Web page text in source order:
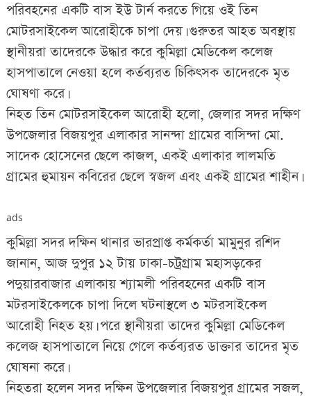
পরিবহনের একটি বাস ইউ টার্ন করতে গিয়ে ওই তিন
মোটরসাইকেল আরোহীকে চাপা দেয়। গুরুতর আহত অবস্থায়
স্থানীয়রা তাদেরকে উদ্ধার করে কুমিল্লা মেডিকেল কলেজ
হাসপাতালে নেওয়া হলে কর্তব্যরত চিকিৎসক তাদেরকে মৃত
ঘোষণা করে।
নিহত তিন মোটরসাইকেল আরোহী হলো, জেলার সদর দক্ষিণ
উপজেলার বিজয়পুর এলাকার সানন্দা গ্রামের বাসিন্দা মো.
সাদেক হোসেনের ছেলে কাজল, একই এলাকার লালমতি
গ্রামের হুমায়ন কবিরের ছেলে স্বজল এবং একই গ্রামের শাহীন।
ads
কুমিল্লা সদর দক্ষিন থানার ভারপ্রাপ্ত কর্মকর্তা মামুনুর রশিদ
জানান, আজ দুপুর ১২ টায় ঢাকা-চট্রগ্রাম মহাসড়কের
পদুয়ারবাজার এলাকায় শ্যামলী পরিবহনের একটি বাস
মটরসাইকেলকে চাপা দিলে ঘটনাস্থলে ৩ মটরসাইকেল
আরোহী নিহত হয়। পরে স্থানীয়রা তাদের কুমিল্লা মেডিকেল
কলেজ হাসপাতালে নিয়ে গেলে কর্তব্যরত ডাক্তার তাদের মৃত
ঘোষনা করে।
নিহতরা হলেন সদর দক্ষিন উপজেলার বিজয়পুর গ্রামের সজল,